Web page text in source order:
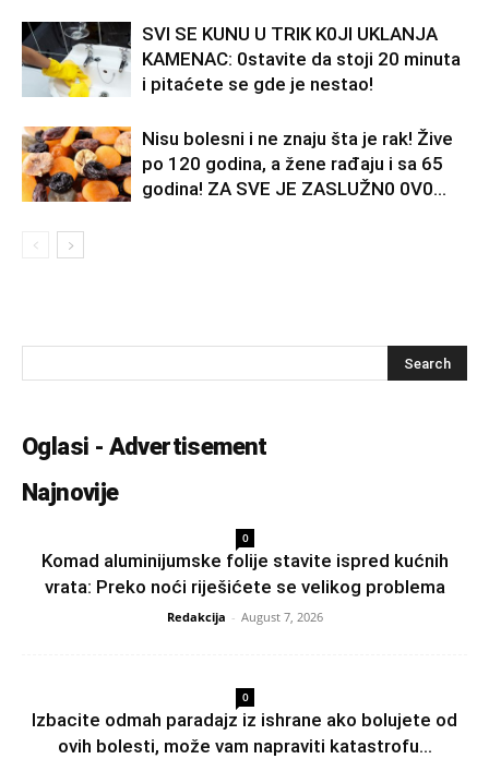
SVl SE KUNU U TRlK K0Jl UKLANJA
KAMENAC: 0stavite da stoji 20 minuta
i pitaćete se gde je nestao!
Nisu bolesni i ne znaju šta je rak! Žive
po 120 godina, a žene rađaju i sa 65
godina! ZA SVE JE ZASLUŽN0 0V0...
Oglasi - Advertisement
Najnovije
0
Komad aluminijumske folije stavite ispred kućnih
vrata: Preko noći riješićete se velikog problema
Redakcija - August 7, 2026
0
Izbacite odmah paradajz iz ishrane ako bolujete od
ovih bolesti, može vam napraviti katastrofu...